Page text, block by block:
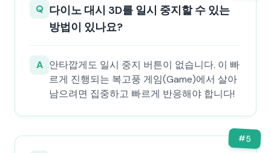
Q 다이노 대시 3D를 일시 중지할 수 있는
방법이 있나요?
A 안타깝게도 일시 중지 버튼이 없습니다. 이 빠
르게 진행되는 복고풍 게임(Game)에서 살아
남으려면 집중하고 빠르게 반응해야 합니다!
#5